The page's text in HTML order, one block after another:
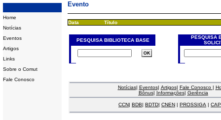
Home
Notícias
Eventos
Artigos
Links
Sobre o Comut
Fale Conosco
Evento
Data Título
PESQUISA BIBLIOTECA BASE
PESQUISA
Notícias| Eventos| Artigos| Fale Conosco |
Bônus| Informações| Gerência
CCN| BDB| BDTD| CNEN | PROSSIGA |